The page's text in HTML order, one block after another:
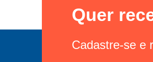
Quer
Cadastre-se e